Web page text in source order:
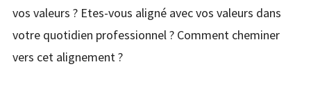
vos valeurs ? Etes-vous aligné avec vos valeurs dans
votre quotidien professionnel ? Comment cheminer
vers cet alignement ?